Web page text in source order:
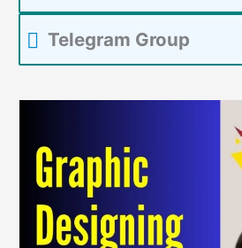
Telegram Group